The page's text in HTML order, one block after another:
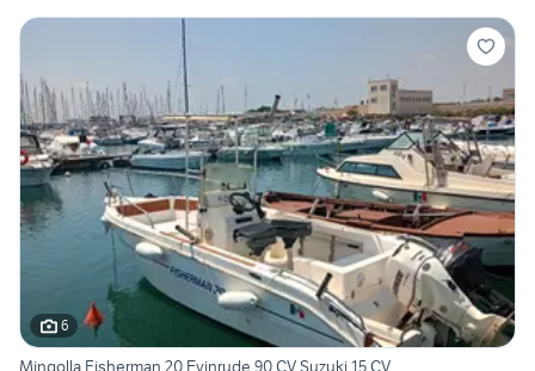
6
Mingolla Fisherman 20 Evinrude 90 CV Suzuki 15 CV